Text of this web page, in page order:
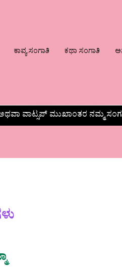
ಕಾವ್ಯ ಸಂಗಾತಿ ಕಥಾ ಸಂಗಾತಿ
ವಾಟ್ಸಪ್ ಮುಖಾಂತರ ನಮ್ಮ